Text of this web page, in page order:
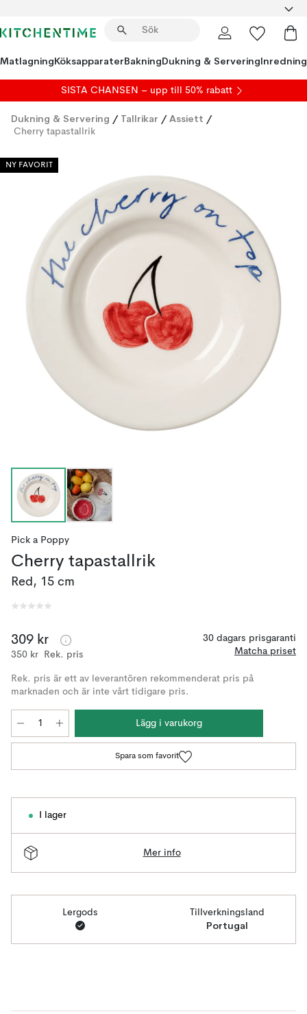
MatlagningKöksapparaterBakningDukning & ServeringInredning
SISTA CHANSEN – upp till 50% rabatt
Dukning & Servering / Tallrikar / Assiett /
Cherry tapastallrik
NY FAVORIT
Pick a Poppy
Cherry tapastallrik
Red, 15 cm
309 kr
350 kr Rek. pris
30 dagars prisgaranti
Matcha priset
Rek. pris är ett av leverantören rekommenderat pris på
marknaden och är inte vårt tidigare pris.
Lägg i varukorg
Spara som favorit
I lager
Mer info
Lergods Tillverkningsland
Portugal